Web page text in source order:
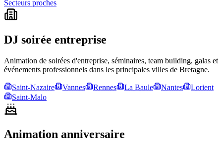
Secteurs proches
DJ soirée entreprise
Animation de soirées d'entreprise, séminaires, team building, galas et
événements professionnels dans les principales villes de Bretagne.
Saint-Nazaire Vannes Rennes La Baule Nantes
Lorient
Saint-Malo
Animation anniversaire